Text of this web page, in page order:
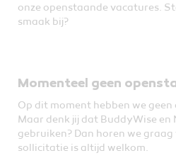
onze openstaande vacatures.
smaak bij?
Momenteel geen
Op dit moment hebben we
Maar denk jij dat BuddyWise en
gebruiken? Dan horen we graag
sollicitatie is altijd welkom.